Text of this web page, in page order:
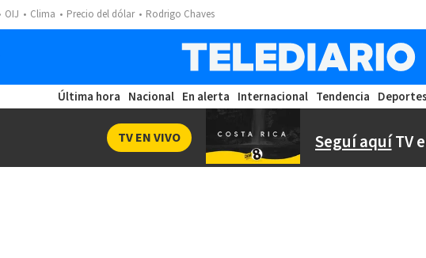
OIJ Clima Precio del dólar Rodrigo Chaves
Última hora Nacional En alerta Internacional Tendencia Deportes
Seguí aquíTV
TV EN VIVO